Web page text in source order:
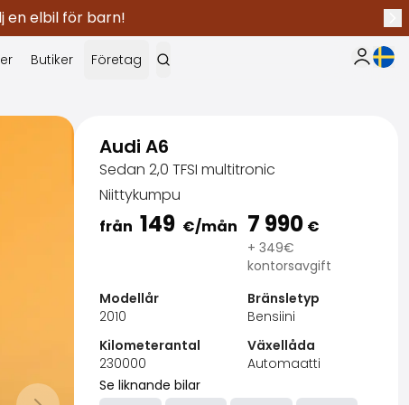
en elbil för barn!
Butiker Företag Min Saka
Audi A6
Sedan 2,0 TFSI multitronic
Niittykumpu
från 149 €/mån 7 990 €
+ 349€
kontorsavgift
Modellår
2010
Bränsletyp
Bensiini
Kilometerantal
230000
Växellåda
Automaatti
Se liknande bilar